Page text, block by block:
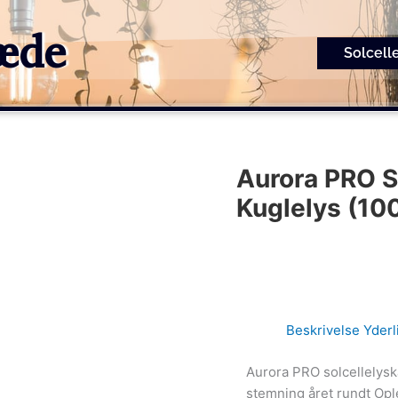
Aurora PRO
Kuglelys
Beskrivelse
Aurora PRO
stemning året rundt